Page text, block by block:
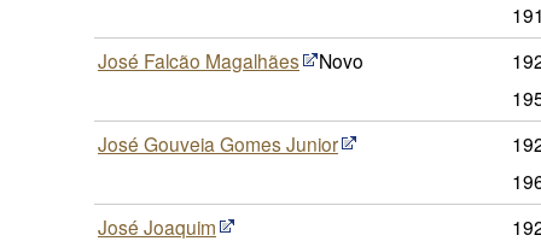
José Falcão Magalhães
Novo
José Gouveia Gomes Junior
José Joaquim